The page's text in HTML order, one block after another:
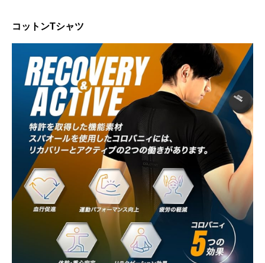
コットンTシャツ